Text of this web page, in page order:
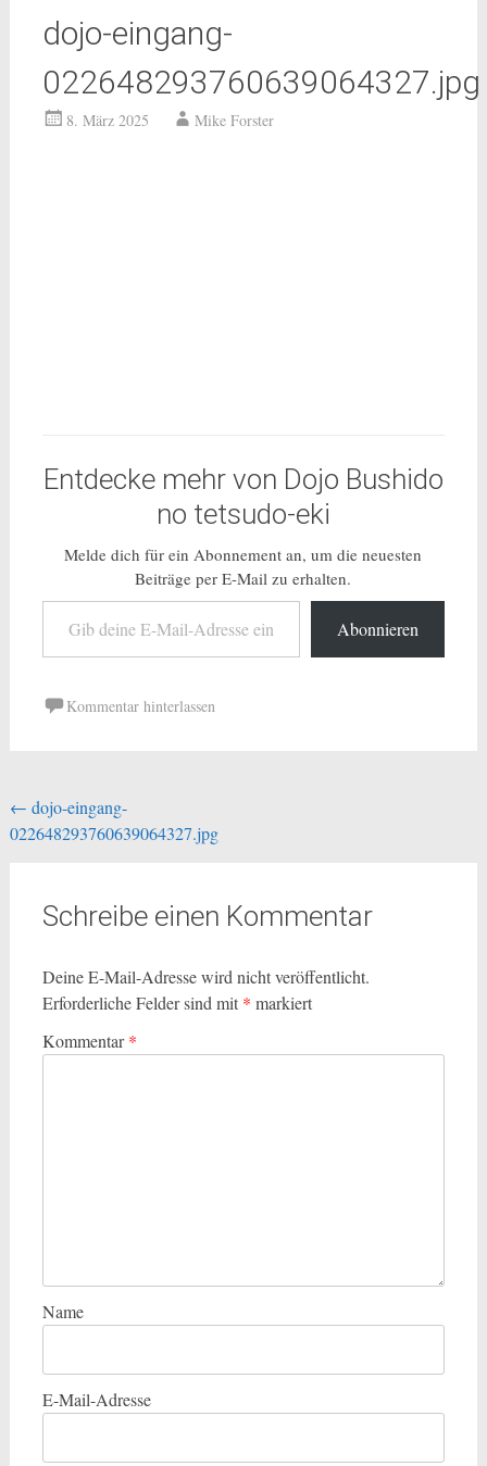
dojo-eingang-
022648293760639064327.jpg
8. März 2025 Mike Forster
Entdecke mehr von Dojo Bushido
no tetsudo-eki
Melde dich für ein Abonnement an, um die neuesten
Beiträge per E-Mail zu erhalten.
Gib deine E-Mail-Adresse ein ...
Abonnieren
Kommentar hinterlassen
Beitragsnavigation
← dojo-eingang-
022648293760639064327.jpg
Schreibe einen Kommentar
Deine E-Mail-Adresse wird nicht veröffentlicht.
Erforderliche Felder sind mit * markiert
Kommentar*
Name
E-Mail-Adresse